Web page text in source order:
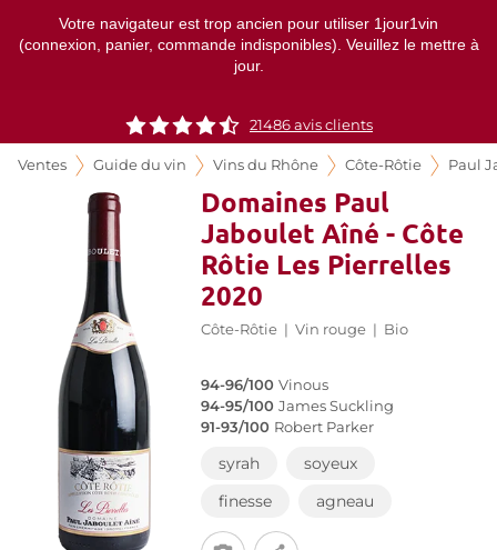
Votre navigateur est trop ancien pour utiliser 1jour1vin
(connexion, panier, commande indisponibles). Veuillez le mettre à
jour.
21486 avis clients
Ventes Guide du vin Vins du Rhône Côte-Rôtie Paul
Domaines Paul
Jaboulet Aîné - Côte
Rôtie Les Pierrelles
2020
Côte-Rôtie | Vin rouge | Bio
94-96/100 Vinous
94-95/100 James Suckling
91-93/100 Robert Parker
syrah
soyeux
finesse
agneau